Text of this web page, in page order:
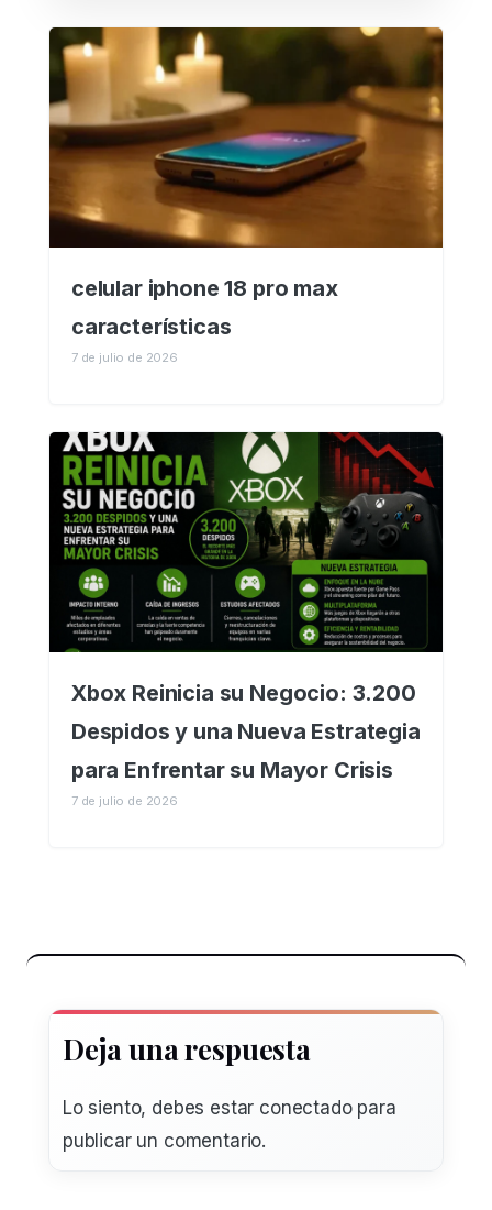
celular iphone 18 pro max
características
7 de julio de 2026
Xbox Reinicia su Negocio: 3.200
Despidos y una Nueva Estrategia
para Enfrentar su Mayor Crisis
7 de julio de 2026
Deja una respuesta
Lo siento, debes estar conectadopara
publicar un comentario.